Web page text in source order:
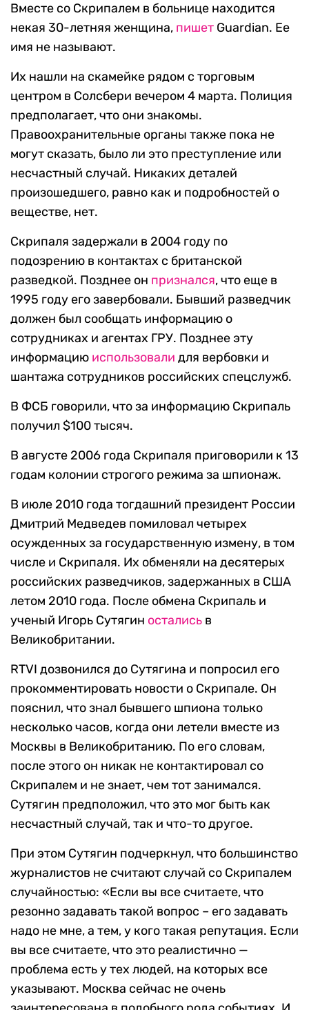
Вместе со Скрипалем в больнице находится
некая 30-летняя женщина, пишет Guardian. Ее
имя не называют.
Их нашли на скамейке рядом с торговым
центром в Солсбери вечером 4 марта. Полиция
предполагает, что они знакомы.
Правоохранительные органы также пока не
могут сказать, было ли это преступление или
несчастный случай. Никаких деталей
произошедшего, равно как и подробностей о
веществе, нет.
Скрипаля задержали в 2004 году по
подозрению в контактах с британской
разведкой. Позднее он признался, что еще в
1995 году его завербовали. Бывший разведчик
должен был сообщать информацию о
сотрудниках и агентах ГРУ. Позднее эту
информацию использовали для вербовки и
шантажа сотрудников российских спецслужб.
В ФСБ говорили, что за информацию Скрипаль
получил $100 тысяч.
В августе 2006 года Скрипаля приговорили к 13
годам колонии строгого режима за шпионаж.
В июле 2010 года тогдашний президент России
Дмитрий Медведев помиловал четырех
осужденных за государственную измену, в том
числе и Скрипаля. Их обменяли на десятерых
российских разведчиков, задержанных в США
летом 2010 года. После обмена Скрипаль и
ученый Игорь Сутягин остались в
Великобритании.
RTVI дозвонился до Сутягина и попросил его
прокомментировать новости о Скрипале. Он
пояснил, что знал бывшего шпиона только
несколько часов, когда они летели вместе из
Москвы в Великобританию. По его словам,
после этого он никак не контактировал со
Скрипалем и не знает, чем тот занимался.
Сутягин предположил, что это мог быть как
несчастный случай, так и что-то другое.
При этом Сутягин подчеркнул, что большинство
журналистов не считают случай со Скрипалем
случайностью: «Если вы все считаете, что
резонно задавать такой вопрос – его задавать
надо не мне, а тем, у кого такая репутация. Если
вы все считаете, что это реалистично —
проблема есть у тех людей, на которых все
указывают. Москва сейчас не очень